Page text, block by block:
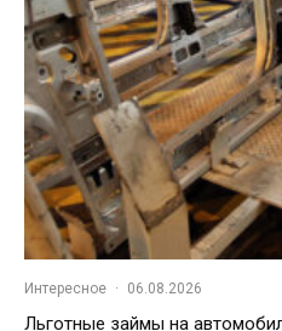
Интересное · 06.08.2026
Льготные займы на